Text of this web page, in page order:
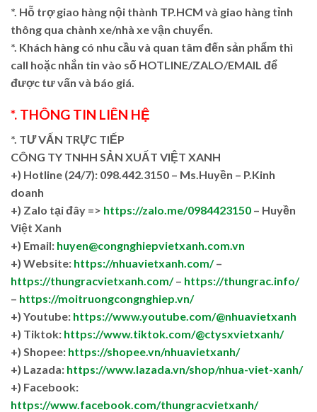
*. Hỗ trợ giao hàng nội thành TP.HCM và giao hàng tỉnh
thông qua chành xe/nhà xe vận chuyển.
*. Khách hàng có nhu cầu và quan tâm đến sản phẩm thì
call hoặc nhắn tin vào số HOTLINE/ZALO/EMAIL để
được tư vấn và báo giá.
*. THÔNG TIN LIÊN HỆ
*. TƯ VẤN TRỰC TIẾP
CÔNG TY TNHH SẢN XUẤT VIỆT XANH
+) Hotline (24/7): 098.442.3150 – Ms.Huyền – P.Kinh
doanh
+) Zalo tại đây => https://zalo.me/0984423150 – Huyền
Việt Xanh
+) Email: huyen@congnghiepvietxanh.com.vn
+) Website: https://nhuavietxanh.com/–
https://thungracvietxanh.com/– https://thungrac.info/
– https://moitruongcongnghiep.vn/
+) Youtube: https://www.youtube.com/@nhuavietxanh
+) Tiktok: https://www.tiktok.com/@ctysxvietxanh/
+) Shopee: https://shopee.vn/nhuavietxanh/
+) Lazada: https://www.lazada.vn/shop/nhua-viet-xanh/
+) Facebook:
https://www.facebook.com/thungracvietxanh/